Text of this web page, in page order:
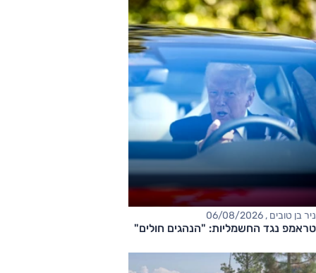
ניר בן טובים , 06/08/2026
טראמפ נגד החשמליות: "הנהגים חולים"